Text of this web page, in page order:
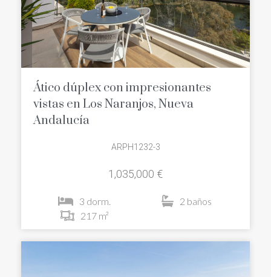
Ático dúplex con impresionantes
vistas en Los Naranjos, Nueva
Andalucía
ARPH1232-3
1,035,000 €
3 dorm.
2 baños
217 m²